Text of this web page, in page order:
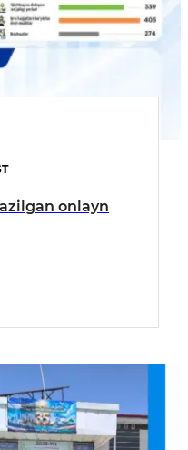
onlayn